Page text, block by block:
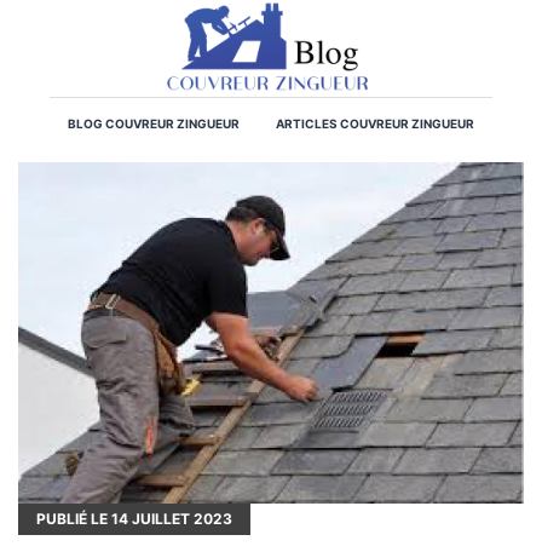
BLOG COUVREUR ZINGUEUR ARTICLES COUVREUR ZINGUEUR
PUBLIÉ LE 14 JUILLET 2023